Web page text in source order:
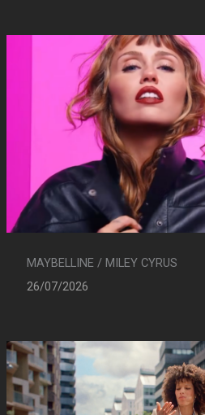
MAYBELLINE / MILEY CYRUS
26/07/2026